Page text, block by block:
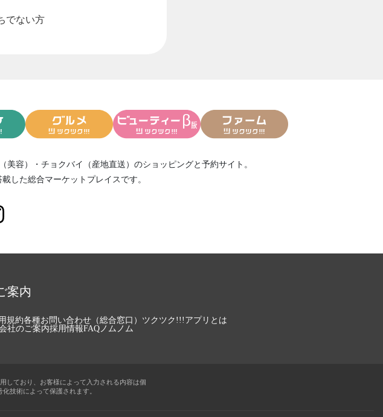
でない方
美容） ・ チョクバイ（産地直送） のショッピングと予約サイト。
載した総合マーケットプレイスです。
案内
規約各種お問い合わせ（総合窓口） ツクツク!!!アプリとは
社のご案内採用情報FAQノムノム
しており、お客様によって入力される内容は個
技術によって保護されます。